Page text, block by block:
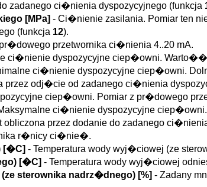
ci�nienia dyspozycyjnego (funkcja
[MPa] - Ci�nienie zasilania. Pomiar ten
(funkcja 12).
przetwornika ci�nienia 4..20 mA.
ci�nienie dyspozycyjne ciep�owni. Warto��
ci�nienie dyspozycyjne ciep�owni.
odj�cie od zadanego ci�nienia
ciep�owni. Pomiar z pr�dowego
ci�nienie dyspozycyjne
przez dodanie do zadanego
r�nicy ci�nie�.
[�C] - Temperatura wody wyj�ciowej (ze
[�C] - Temperatura wody wyj�ciowej
sterownika nadrz�dnego) [%] - Zadany